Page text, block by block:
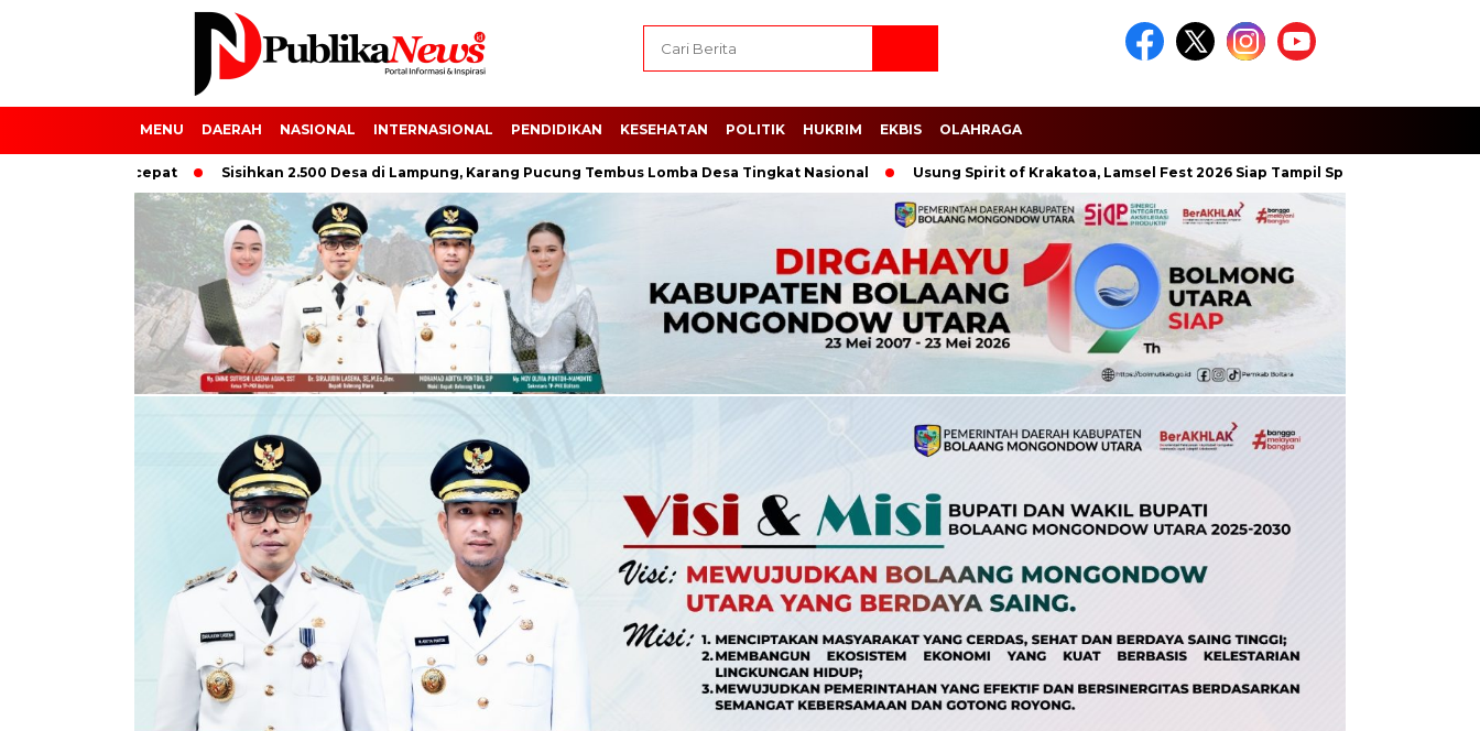
MENU DAERAH NASIONAL INTERNASIONAL PENDIDIKAN KESEHATAN POLITIK HUKRIM EKBIS OLAHRAGA
Sisihkan 2.500 Desa di Lampung, Karang Pucung Tembus Lomba Desa Tingkat Nasional Usung Spirit of Krakatoa, Lamsel Fest 2026 Siap Tampil Spektakuler Hadirkan Artis